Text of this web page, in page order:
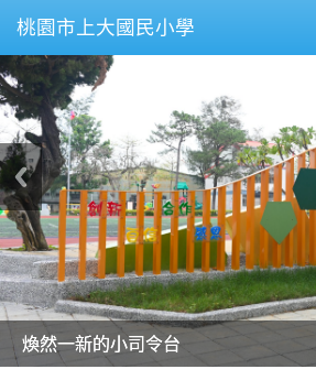
桃園市上大國民小學
美麗的操場是我們活力的來源
美麗的操場是我們活力的來源
煥然一新的小司令台
煥然一新的小司令台
富含桃園埤塘田園風光意象的中廊
富含桃園埤塘田園風光意象的中廊
嶄新的中庭廣場
嶄新的中庭廣場
水生池生生不息
水生池生生不息